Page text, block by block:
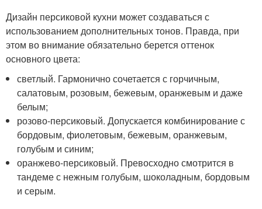
Дизайн персиковой кухни может создаваться с
использованием дополнительных тонов. Правда, при
этом во внимание обязательно берется оттенок
основного цвета:
светлый. Гармонично сочетается с горчичным,
салатовым, розовым, бежевым, оранжевым и даже
белым;
розово-персиковый. Допускается комбинирование с
бордовым, фиолетовым, бежевым, оранжевым,
голубым и синим;
оранжево-персиковый. Превосходно смотрится в
тандеме с нежным голубым, шоколадным, бордовым
и серым.